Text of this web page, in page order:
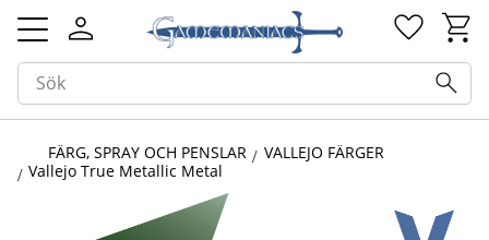
Meny
FÄRG, SPRAY OCH PENSLAR
VALLEJO FÄRGER
Vallejo True Metallic Metal